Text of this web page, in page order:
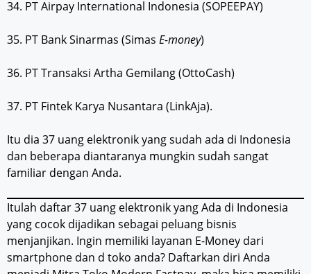
34. PT Airpay International Indonesia (SOPEEPAY)
35. PT Bank Sinarmas (Simas E-money)
36. PT Transaksi Artha Gemilang (OttoCash)
37. PT Fintek Karya Nusantara (LinkAja).
Itu dia 37 uang elektronik yang sudah ada di Indonesia
dan beberapa diantaranya mungkin sudah sangat
familiar dengan Anda.
Itulah daftar 37 uang elektronik yang Ada di Indonesia
yang cocok dijadikan sebagai peluang bisnis
menjanjikan. Ingin memiliki layanan E-Money dari
smartphone dan d toko anda? Daftarkan diri Anda